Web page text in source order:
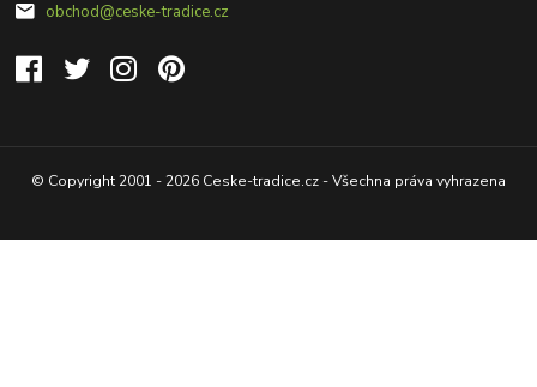
obchod@ceske-tradice.cz
© Copyright 2001 - 2026 Ceske-tradice.cz - Všechna práva vyhrazena